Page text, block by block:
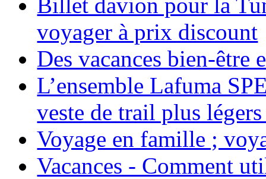
voyager à prix discount
Des vacances bien-être
L’ensemble Lafuma
veste de trail plus
Voyage en famille ;
Vacances - Comment